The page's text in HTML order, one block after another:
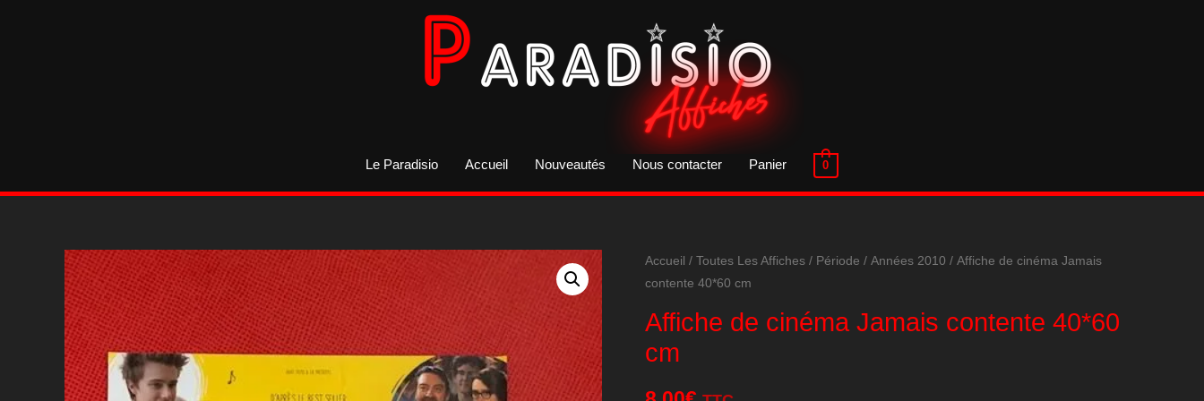
Le Paradisio Accueil Nouveautés Nous contacter Panier 0
Accueil / Toutes Les Affiches / Période / Années 2010 / Affiche de cinéma Jamais
contente 40*60 cm
Affiche de cinéma Jamais contente 40*60
cm